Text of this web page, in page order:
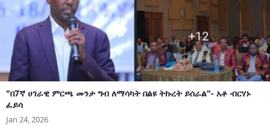
"በ7ኛ ሀገራዊ ምርጫ መንታ ግብ ለማሳካት በልዩ ትኩረት ይሰራል"- አቶ ብርሃኑ
ፈይሳ
Jan 24, 2026